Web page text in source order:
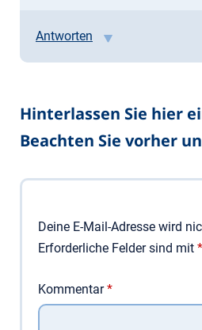
Antworten
Hinterlassen Sie hier
Beachten Sie vorher
Deine E-Mail-Adresse wird
Erforderliche Felder sind mit *
Kommentar*